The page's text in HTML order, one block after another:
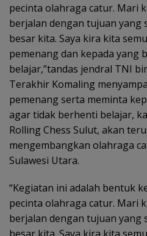
pecinta olahraga catur. Mari
berjalan dengan tujuan yang
besar kita. Saya kira kita
pemenang dan kepada yang
belajar,”tandas jendral TNI
Terakhir Komaling
pemenang serta meminta
agar tidak berhenti belajar,
Rolling Chess Sulut, akan
mengembangkan olahraga
Sulawesi Utara.
“Kegiatan ini adalah bentuk
pecinta olahraga catur. Mari
berjalan dengan tujuan yang